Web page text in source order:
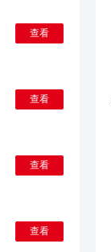
查看
查看
查看
查看